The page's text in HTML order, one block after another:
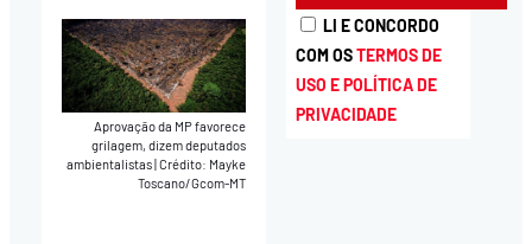
Aprovação da MP favorece
grilagem, dizem deputados
ambientalistas Crédito: Mayke
Toscano/Gcom-MT
LI E CONCORDO
COM OSTERMOS DE
USO E POLÍTICA DE
PRIVACIDADE